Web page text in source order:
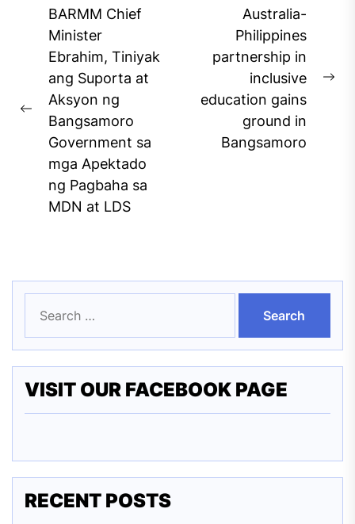
Post
navigation
Previous
post:
BARMM Chief
Minister
Ebrahim, Tiniyak
ang Suporta at
Aksyon ng
Bangsamoro
Government sa
mga Apektado
ng Pagbaha sa
MDN at LDS
Australia-
Philippines
partnership in
inclusive
education gains
ground in
Bangsamoro
for:
VISIT OUR FACEBOOK PAGE
RECENT POSTS